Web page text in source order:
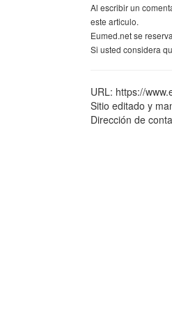
Al escribir un
este articulo.
Eumed.net se
Si usted considera
URL: https://
Sitio editado y
Dirección de